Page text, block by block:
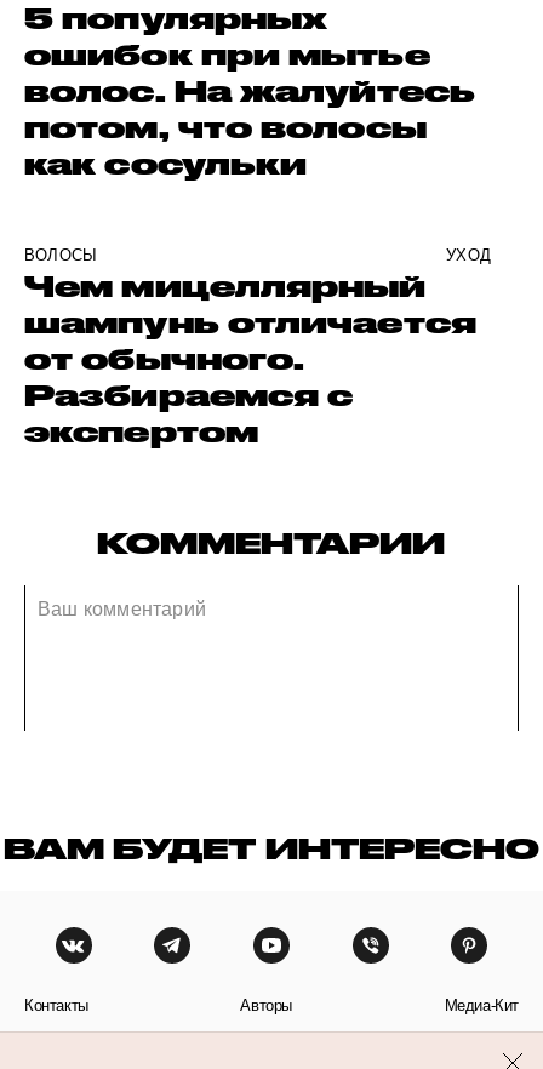
5 популярных
ошибок при мытье
волос. На жалуйтесь
потом, что волосы
как сосульки
ВОЛОСЫ УХОД
Чем мицеллярный
шампунь отличается
от обычного.
Разбираемся с
экспертом
КОММЕНТАРИИ
ВАМ БУДЕТ ИНТЕРЕСНО
Контакты Авторы Медиа-Кит